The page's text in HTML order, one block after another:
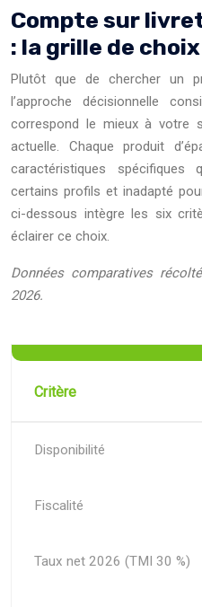
Compte sur
: la grille de choix
Plutôt que de chercher un
l’approche décisionnelle
correspond le mieux à votre
actuelle. Chaque produit
caractéristiques
certains profils et inadapté
ci-dessous intègre les six
éclairer ce choix.
Données comparatives
2026.
Critère
Disponibilité
Fiscalité
Taux net 2026 (TMI 30 %)